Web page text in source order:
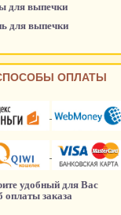
для выпечки
для выпечки
ОПЛАТЫ
удобный для Вас
оплаты заказа